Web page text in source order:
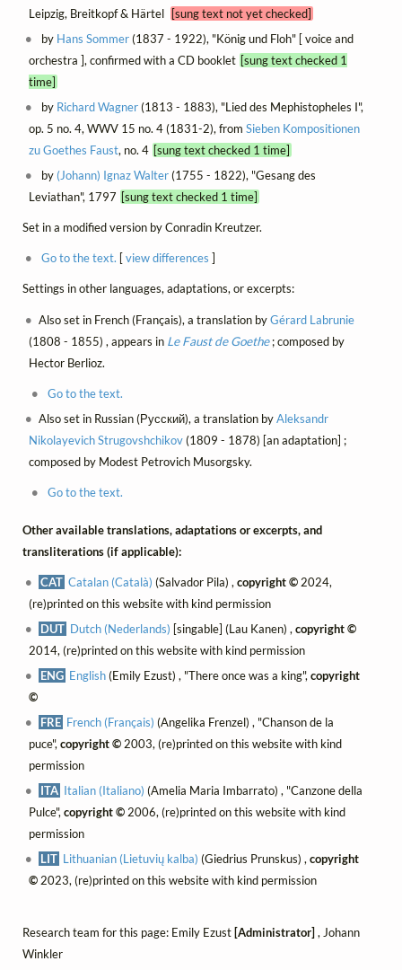
Leipzig, Breitkopf & Härtel
[sung text not yet checked]
by Hans Sommer(1837 - 1922), "König und Floh" [ voice and
orchestra ], confirmed with a CD booklet [sung text checked 1
time]
by Richard Wagner(1813 - 1883), "Lied des Mephistopheles I",
op. 5 no. 4, WWV 15 no. 4 (1831-2), from Sieben Kompositionen
zu Goethes Faust, no. 4 [sung text checked 1 time]
by (Johann) Ignaz Walter(1755 - 1822), "Gesang des
Leviathan", 1797 [sung text checked 1 time]
Set in a modified version by Conradin Kreutzer.
Go to the text. [view differences ]
Settings in other languages, adaptations, or excerpts:
Also set in French (Français), a translation byGérard Labrunie
(1808 - 1855) , appears in Le Faust de Goethe; composed by
Hector Berlioz.
Go to the text.
Also set in Russian (Русский), a translation byAleksandr
Nikolayevich Strugovshchikov(1809 - 1878) [an adaptation] ;
composed by Modest Petrovich Musorgsky.
Go to the text.
Other available translations, adaptations or excerpts, and
transliterations (if applicable):
CAT Catalan (Català) (Salvador Pila) ,copyright © 2024,
(re)printed on this website with kind permission
DUT Dutch (Nederlands) [singable] (Lau Kanen) ,copyright ©
2014, (re)printed on this website with kind permission
ENG English(Emily Ezust) , "There once was a king",copyright
©
FRE French (Français) (Angelika Frenzel) , "Chanson de la
puce", copyright ©2003, (re)printed on this website with kind
permission
ITA Italian (Italiano) (Amelia Maria Imbarrato) , "Canzone della
Pulce",copyright ©2006, (re)printed on this website with kind
permission
LIT Lithuanian (Lietuvių kalba) (Giedrius Prunskus) ,copyright
©2023, (re)printed on this website with kind permission
Research team for this page: Emily Ezust [Administrator] , Johann
Winkler